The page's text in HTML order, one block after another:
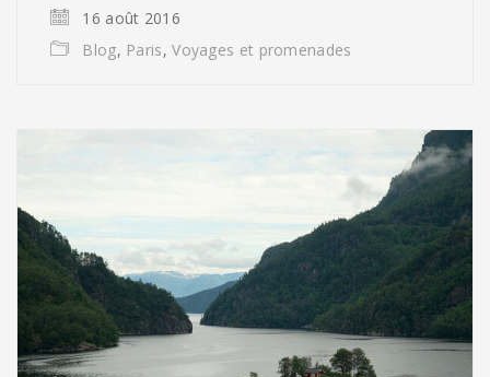
16 août 2016
Blog, Paris,Voyages et promenades